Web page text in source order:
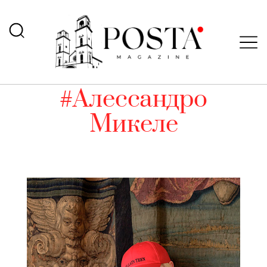
#Алессандро
Микеле